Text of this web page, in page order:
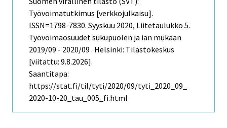
Työvoimatutkimus [verkkojulkaisu].
ISSN=1798-7830. Syyskuu 2020, Liitetaulukko 5.
Työvoimaosuudet sukupuolen ja iän mukaan
2019/09 - 2020/09 . Helsinki: Tilastokeskus
[viitattu: 9.8.2026].
Saantitapa:
https://stat.fi/til/tyti/2020/09/tyti_2020_09_
2020-10-20_tau_005_fi.html